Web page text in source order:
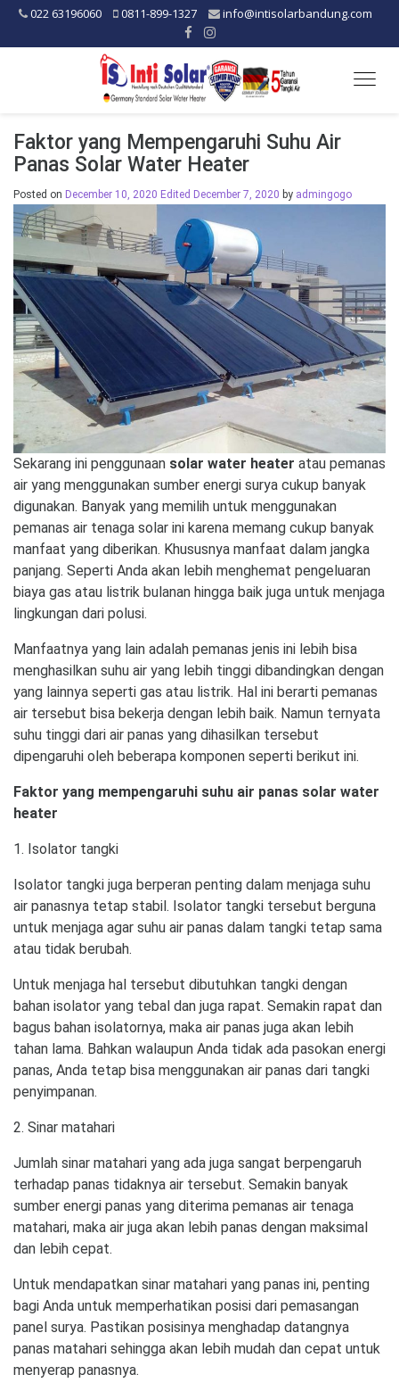
022 63196060 0811-899-1327 info@intisolarbandung.com
Faktor yang Mempengaruhi Suhu Air
Panas Solar Water Heater
Posted on December 10, 2020 Edited December 7, 2020 by admingogo
Sekarang ini penggunaan solar water heater atau pemanas
air yang menggunakan sumber energi surya cukup banyak
digunakan. Banyak yang memilih untuk menggunakan
pemanas air tenaga solar ini karena memang cukup banyak
manfaat yang diberikan. Khususnya manfaat dalam jangka
panjang. Seperti Anda akan lebih menghemat pengeluaran
biaya gas atau listrik bulanan hingga baik juga untuk menjaga
lingkungan dari polusi.
Manfaatnya yang lain adalah pemanas jenis ini lebih bisa
menghasilkan suhu air yang lebih tinggi dibandingkan dengan
yang lainnya seperti gas atau listrik. Hal ini berarti pemanas
air tersebut bisa bekerja dengan lebih baik. Namun ternyata
suhu tinggi dari air panas yang dihasilkan tersebut
dipengaruhi oleh beberapa komponen seperti berikut ini.
Faktor yang mempengaruhi suhu air panas solar water
heater
1. Isolator tangki
Isolator tangki juga berperan penting dalam menjaga suhu
air panasnya tetap stabil. Isolator tangki tersebut berguna
untuk menjaga agar suhu air panas dalam tangki tetap sama
atau tidak berubah.
Untuk menjaga hal tersebut dibutuhkan tangki dengan
bahan isolator yang tebal dan juga rapat. Semakin rapat dan
bagus bahan isolatornya, maka air panas juga akan lebih
tahan lama. Bahkan walaupun Anda tidak ada pasokan energi
panas, Anda tetap bisa menggunakan air panas dari tangki
penyimpanan.
2. Sinar matahari
Jumlah sinar matahari yang ada juga sangat berpengaruh
terhadap panas tidaknya air tersebut. Semakin banyak
sumber energi panas yang diterima pemanas air tenaga
matahari, maka air juga akan lebih panas dengan maksimal
dan lebih cepat.
Untuk mendapatkan sinar matahari yang panas ini, penting
bagi Anda untuk memperhatikan posisi dari pemasangan
panel surya. Pastikan posisinya menghadap datangnya
panas matahari sehingga akan lebih mudah dan cepat untuk
menyerap panasnya.